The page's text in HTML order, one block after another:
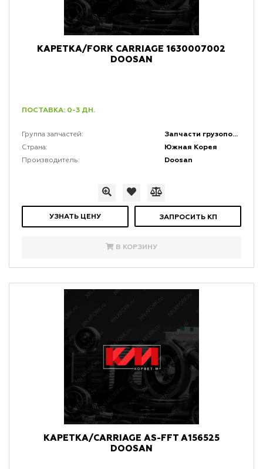
КАРЕТКА/FORK CARRIAGE 1630007002
DOOSAN
ПОСТАВКА: 0-3 ДН.
Группа запчастей: Запчасти грузоподъемной мачты и каретки
Страна: Южная Корея
Производитель: Doosan
УЗНАТЬ ЦЕНУ ЗАПРОСИТЬ КП
В КОРЗИНУ
КАРЕТКА/CARRIAGE AS-FFT A156525
DOOSAN